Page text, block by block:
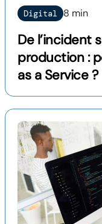
Digital 8 min
De l’incident
production :
as a Service ?